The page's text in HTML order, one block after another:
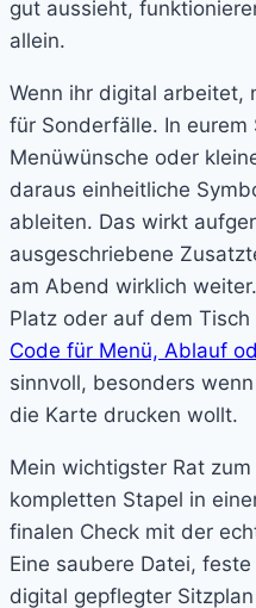
gut aussieht,
allein.
Wenn ihr digital arbeitet,
für Sonderfälle. In eurem
Menüwünsche oder
daraus einheitliche
ableiten. Das wirkt
ausgeschriebene
am Abend wirklich
Platz oder auf dem Tisch
Code für Menü, Ablauf
sinnvoll, besonders
die Karte drucken wollt.
Mein wichtigster Rat
kompletten Stapel in
finalen Check mit der
Eine saubere Datei,
digital gepflegter